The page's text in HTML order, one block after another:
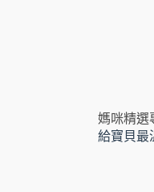
媽咪精選
給寶貝最